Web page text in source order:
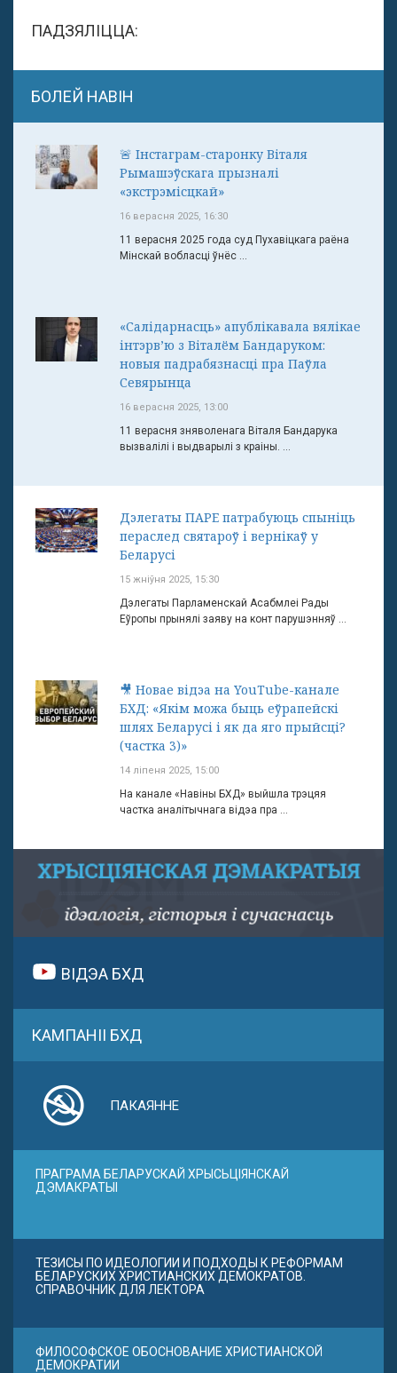
ПАДЗЯЛІЦЦА:
БОЛЕЙ НАВІН
🚨 Інстаграм-старонку Віталя
Рымашэўскага прызналі
«экстрэмісцкай»
16 верасня 2025, 16:30
11 верасня 2025 года суд Пухавіцкага раёна
Мінскай вобласці ўнёс ...
«Салідарнасць» апублікавала вялікае
інтэрв’ю з Віталём Бандаруком:
новыя падрабязнасці пра Паўла
Севярынца
16 верасня 2025, 13:00
11 верасня зняволенага Віталя Бандарука
вызвалілі і выдварылі з краіны. ...
Дэлегаты ПАРЕ патрабуюць спыніць
пераслед святароў і вернікаў у
Беларусі
15 жніўня 2025, 15:30
Дэлегаты Парламенскай Асабмлеі Рады
Еўропы прынялі заяву на конт парушэнняў ...
🎥 Новае відэа на YouTube-канале
БХД: «Якім можа быць еўрапейскі
шлях Беларусі і як да яго прыйсці?
(частка 3)»
14 ліпеня 2025, 15:00
На канале «Навіны БХД» выйшла трэцяя
частка аналітычнага відэа пра ...
ВІДЭА БХД
КАМПАНІІ БХД
ПАКАЯННЕ
ПРАГРАМА БЕЛАРУСКАЙ ХРЫСЬЦІЯНСКАЙ
ДЭМАКРАТЫІ
ТЕЗИСЫ ПО ИДЕОЛОГИИ И ПОДХОДЫ К РЕФОРМАМ
БЕЛАРУСКИХ ХРИСТИАНСКИХ ДЕМОКРАТОВ.
СПРАВОЧНИК ДЛЯ ЛЕКТОРА
ФИЛОСОФСКОЕ ОБОСНОВАНИЕ ХРИСТИАНСКОЙ
ДЕМОКРАТИИ